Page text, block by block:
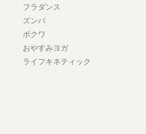
フラダンス
ズンバ
ボクワ
おやすみヨガ
ライフキネティック